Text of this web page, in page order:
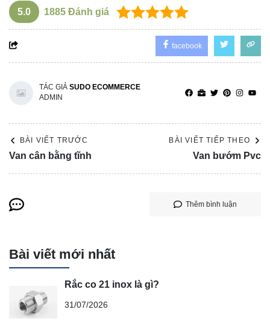
5.0 1885 Đánh giá
facebook
TÁC GIẢ SUDO ECOMMERCE
ADMIN
BÀI VIẾT TRƯỚC
Van cân bằng tĩnh
BÀI VIẾT TIẾP THEO
Van bướm Pvc
Thêm bình luận
Bài viết mới nhất
Rắc co 21 inox là gì?
31/07/2026